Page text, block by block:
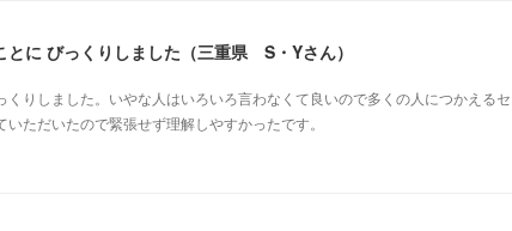
に びっくりしました（三重県 S・Yさん）
りしました。いやな人はいろいろ言わなくて良いので多くの人につかえるセ
ただいたので緊張せず理解しやすかったです。